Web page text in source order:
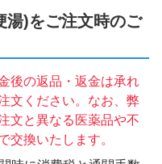
)をご注文時のご
後の返品・返金は承れ
文ください。なお、弊
文と異なる医薬品や不
交換いたします。